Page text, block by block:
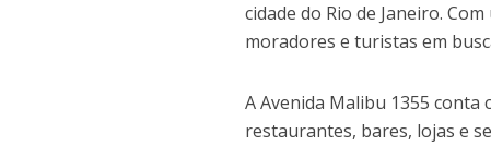
cidade do Rio de Janeiro.
moradores e turistas em
A Avenida Malibu 1355 conta
restaurantes, bares, lojas e